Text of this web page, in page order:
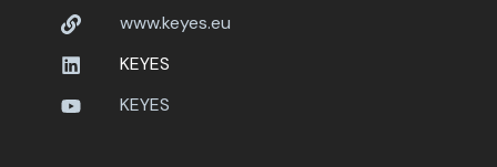
www.keyes.eu
KEYES
KEYES